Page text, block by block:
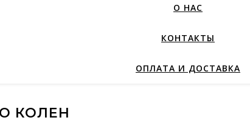
О НАС
КОНТАКТЫ
ОПЛАТА И ДОСТАВКА
КОЛЕН